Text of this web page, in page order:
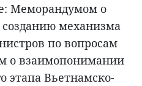
Меморандумом о
механизма
по вопросам
о взаимопонимании
этапа Вьетнамско-